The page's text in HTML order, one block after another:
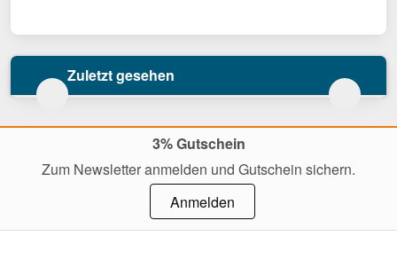
Zuletzt gesehen
3% Gutschein
Zum Newsletter anmelden und Gutschein sichern.
Anmelden